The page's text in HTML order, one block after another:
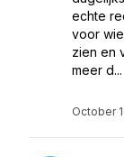
echte
voor
zien en
meer d...
October